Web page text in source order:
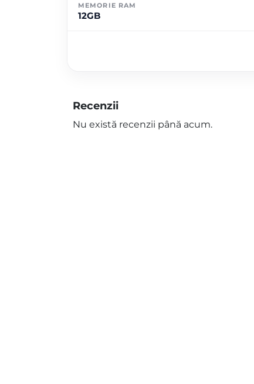
MEMORIE RAM
12GB
Recenzii
Nu există recenzii până acum.